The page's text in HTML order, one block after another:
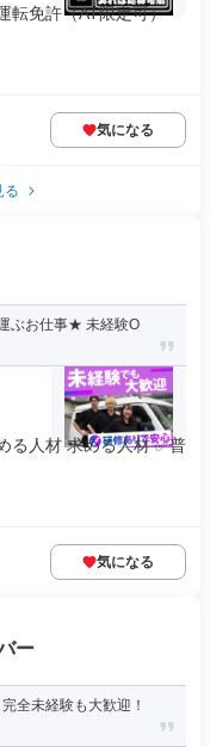
免許（AT限定可）
気になる
る
ぶお仕事★ 未経験O
る人材 求める人材 ✅️普
気になる
ー
全未経験も大歓迎！